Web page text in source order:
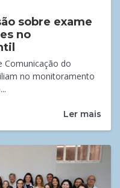
sobre exame
no
Comunicação do
no monitoramento
Ler mais